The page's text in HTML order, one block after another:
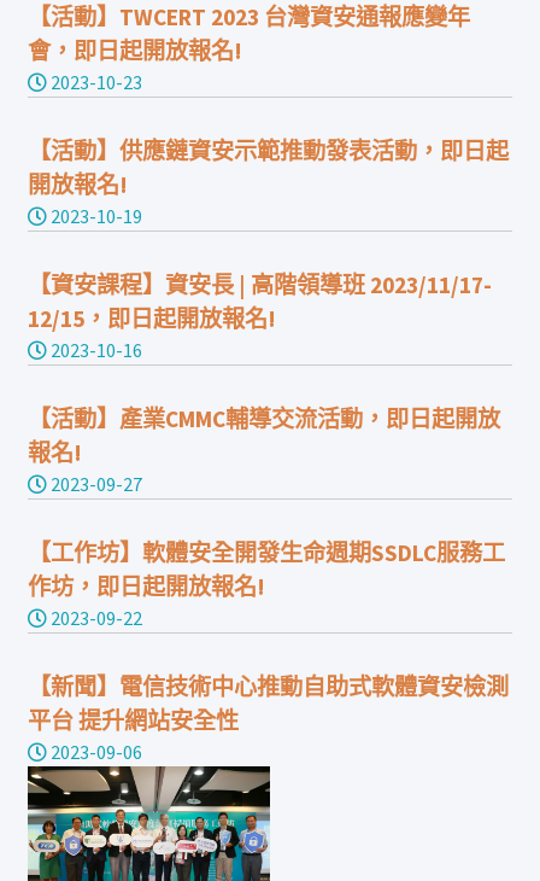
【活動】TWCERT 2023 台灣資安通報應變年
會，即日起開放報名!
2023-10-23
【活動】供應鏈資安示範推動發表活動，即日起
開放報名!
2023-10-19
【資安課程】資安長 | 高階領導班 2023/11/17-
12/15，即日起開放報名!
2023-10-16
【活動】產業CMMC輔導交流活動，即日起開放
報名!
2023-09-27
【工作坊】軟體安全開發生命週期SSDLC服務工
作坊，即日起開放報名!
2023-09-22
【新聞】電信技術中心推動自助式軟體資安檢測
平台 提升網站安全性
2023-09-06